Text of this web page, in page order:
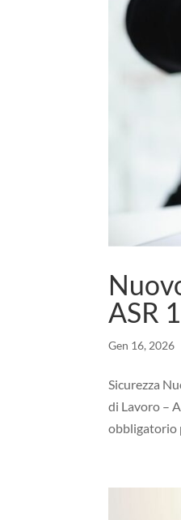
ASR
Gen 16, 2026
Sicurezza
di Lavoro –
obbligatorio